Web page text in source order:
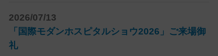
2026/07/13
「国際モダンホスピタルショウ2026」ご来場御
礼